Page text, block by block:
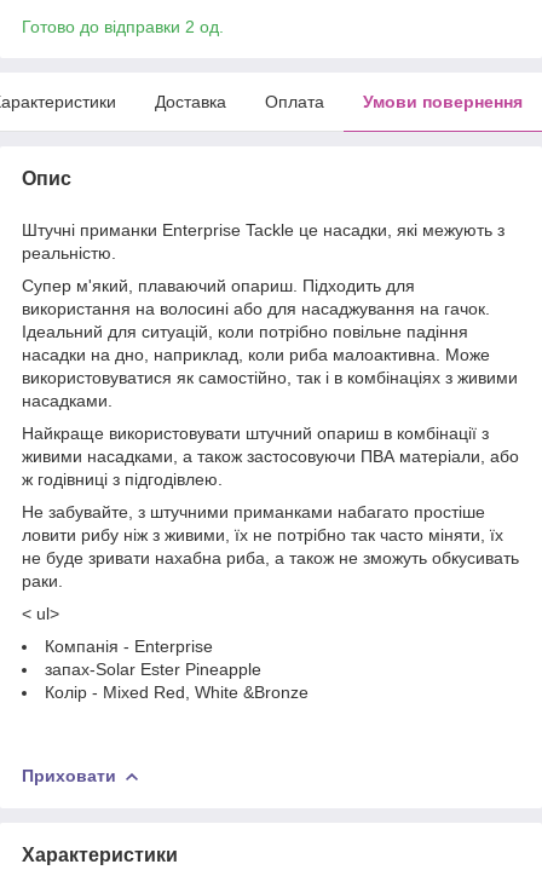
Готово до відправки 2 од.
Доставка Оплата Умови повернення
Опис
Штучні приманки Enterprise Tackle це насадки, які межують з
реальністю.
Супер м'який, плаваючий опариш. Підходить для
використання на волосині або для насаджування на гачок.
Ідеальний для ситуацій, коли потрібно повільне падіння
насадки на дно, наприклад, коли риба малоактивна. Може
використовуватися як самостійно, так і в комбінаціях з живими
насадками.
Найкраще використовувати штучний опариш в комбінації з
живими насадками, а також застосовуючи ПВА матеріали, або
ж годівниці з підгодівлею.
Не забувайте, з штучними приманками набагато простіше
ловити рибу ніж з живими, їх не потрібно так часто міняти, їх
не буде зривати нахабна риба, а також не зможуть обкусивать
раки.
< ul>
Компанія - Enterprise
запах-Solar Ester Pineapple
Колір - Mixed Red, White &Bronze
Приховати
Характеристики